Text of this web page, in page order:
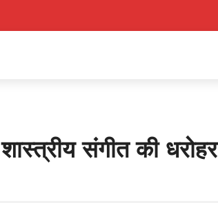
संगीत की धरोहर